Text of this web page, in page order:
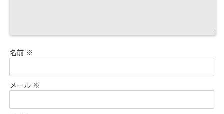
名前 ※
メール ※